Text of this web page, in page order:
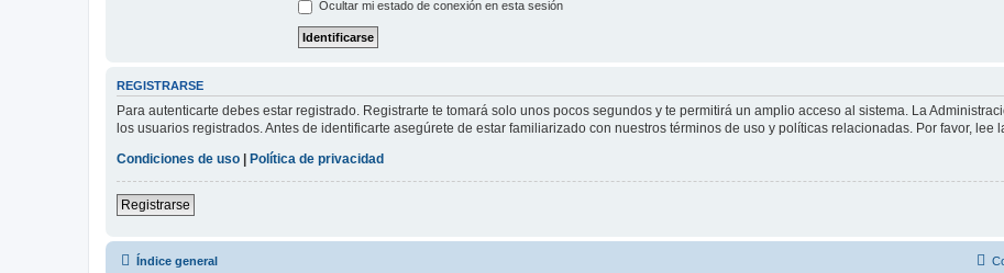
Ocultar mi estado de conexión en esta sesión
REGISTRARSE
Para autenticarte debes estar registrado. Registrarte te tomará solo unos pocos segundos y te permitirá un amplio acceso al sistema. La
los usuarios registrados. Antes de identificarte asegúrete de estar familiarizado con nuestros términos de uso y políticas relacionadas. Por favor,
Condiciones de uso
Política de privacidad
Registrarse
Índice general